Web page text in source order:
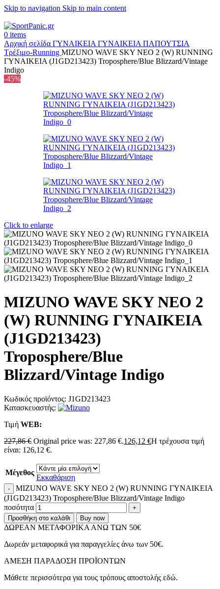
Skip to navigation Skip to main content
0 items
Αρχική σελίδα ΓΥΝΑΙΚΕΙΑ ΓΥΝΑΙΚΕΙΑ ΠΑΠΟΥΤΣΙΑ
Τρέξιμο-Running MIZUNO WAVE SKY NEO 2 (W) RUNNING
ΓΥΝΑΙΚΕΙΑ (J1GD213423) Troposphere/Blue Blizzard/Vintage
Indigo
-45%
Click to enlarge
MIZUNO WAVE SKY NEO 2
(W) RUNNING ΓΥΝΑΙΚΕΙΑ
(J1GD213423)
Troposphere/Blue
Blizzard/Vintage Indigo
Κωδικός προϊόντος: J1GD213423
Κατασκευαστής:
Τιμή WΕΒ:
227,86€ Original price was: 227,86 €.126,12 €Η τρέχουσα τιμή
είναι: 126,12 €.
Μέγεθος
Εκκαθάριση
MIZUNO WAVE SKY NEO 2 (W) RUNNING ΓΥΝΑΙΚΕΙΑ
(J1GD213423) Troposphere/Blue Blizzard/Vintage Indigo
ποσότητα
Προσθήκη στο καλάθι Buy now
ΔΩΡΕΑΝ ΜΕΤΑΦΟΡΙΚΑ ΑΝΩ ΤΩΝ 50€
Δωρεάν μεταφορικά για παραγγελίες άνω των 50€.
ΑMEΣΗ ΠΑΡΑΔΟΣΗ ΠΡΟΪΟΝΤΩΝ
Μάθετε περισσότερα για τους τρόπους αποστολής εδώ.